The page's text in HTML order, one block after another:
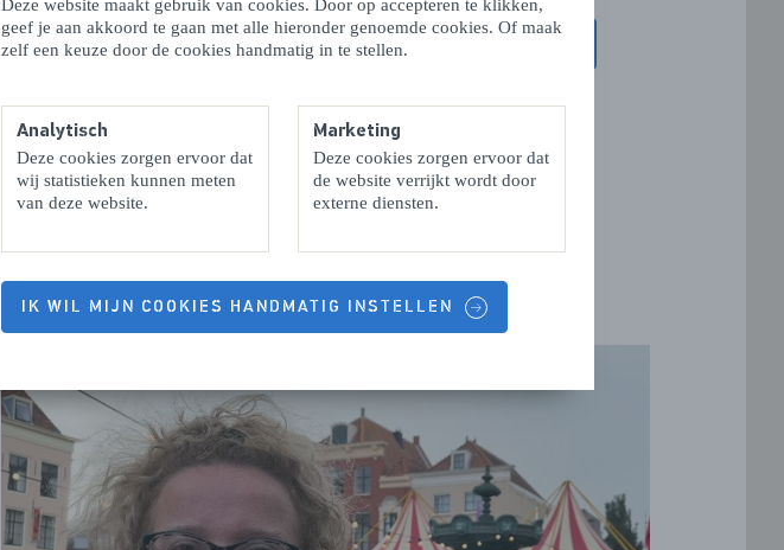
Deze website maakt gebruik van cookies. Door op accepteren te klikken,
geef je aan akkoord te gaan met alle hieronder genoemde cookies. Of maak
zelf een keuze door de cookies handmatig in te stellen.
Analytisch
Deze cookies zorgen ervoor dat
wij statistieken kunnen meten
van deze website.
Marketing
Deze cookies zorgen ervoor dat
de website verrijkt wordt door
externe diensten.
IK WIL MIJN COOKIES HANDMATIG INSTELLEN
NAAR HET INTERVIEW MET DENNIS